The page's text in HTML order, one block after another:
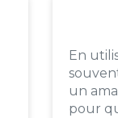
En
un
pour